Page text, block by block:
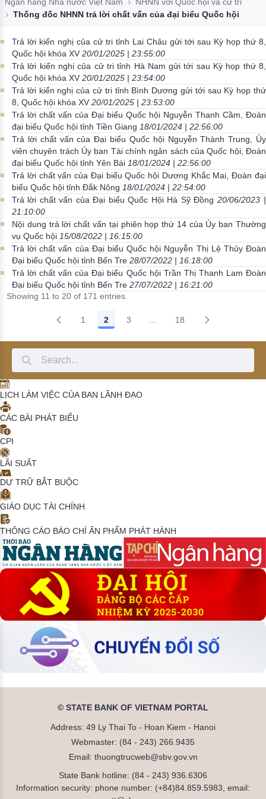
Đào tạo ISO
Ngân hàng Nhà nước Việt Nam
NHNN với Quốc hội và cử tri
Thống đốc NHNN trả lời chất vấn của đại biểu Quốc hội
Trả lời kiến nghị của cử tri tỉnh Lai Châu gửi tới sau Kỳ họp thứ 8,
Quốc hội khóa XV 20/01/2025 | 23:55:00
Trả lời kiến nghị của cử tri tỉnh Hà Nam gửi tới sau Kỳ họp thứ 8,
Quốc hội khóa XV 20/01/2025 | 23:54:00
Trả lời kiến nghị của cử tri tỉnh Bình Dương gửi tới sau Kỳ họp thứ
8, Quốc hội khóa XV 20/01/2025 | 23:53:00
Trả lời chất vấn của Đại biểu Quốc hội Nguyễn Thanh Cầm, Đoàn
đại biểu Quốc hội tỉnh Tiền Giang 18/01/2024 | 22:56:00
Trả lời chất vấn của Đại biểu Quốc hội Nguyễn Thành Trung, Ủy
viên chuyên trách Ủy ban Tài chính ngân sách của Quốc hội, Đoàn
đại biểu Quốc hội tỉnh Yên Bái 18/01/2024 | 22:56:00
Trả lời chất vấn của Đại biểu Quốc hội Dương Khắc Mai, Đoàn đại
biểu Quốc hội tỉnh Đắk Nông 18/01/2024 | 22:54:00
Trả lời chất vấn của Đại biểu Quốc Hội Hà Sỹ Đồng 20/06/2023 |
21:10:00
Nội dung trả lời chất vấn tại phiên họp thứ 14 của Ủy ban Thường
vụ Quốc hội 15/08/2022 | 16:15:00
Trả lời chất vấn của Đại biểu Quốc hội Nguyễn Thị Lệ Thủy Đoàn
Đại biểu Quốc hội tỉnh Bến Tre 28/07/2022 | 16:18:00
Trả lời chất vấn của Đại biểu Quốc hội Trần Thị Thanh Lam Đoàn
Đại biểu Quốc hội tỉnh Bến Tre 27/07/2022 | 16:21:00
Showing 11 to 20 of 171 entries.
1 2 3 Intermediate Pages Use
18
Search Bar
LỊCH LÀM VIỆC CỦA BAN LÃNH ĐẠO
CÁC BÀI PHÁT BIỂU
CPI
LÃI SUẤT
DỰ TRỮ BẮT BUỘC
GIÁO DỤC TÀI CHÍNH
THÔNG CÁO BÁO CHÍ ẤN PHẨM PHÁT HÀNH
© STATE BANK OF VIETNAM PORTAL
Address: 49 Ly Thai To - Hoan Kiem - Hanoi
Webmaster: (84 - 243) 266.9435
Email: thuongtrucweb@sbv.gov.vn
State Bank hotline: (84 - 243) 936.6306
Information security: phone number: (+84)84.859.5983, email: